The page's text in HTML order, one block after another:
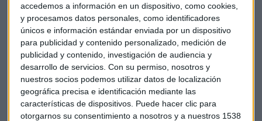
accedemos a información en un dispositivo, como cookies,
y procesamos datos personales, como identificadores
únicos e información estándar enviada por un dispositivo
para publicidad y contenido personalizado, medición de
publicidad y contenido, investigación de audiencia y
desarrollo de servicios. Con su permiso, nosotros y
nuestros socios podemos utilizar datos de localización
geográfica precisa e identificación mediante las
características de dispositivos. Puede hacer clic para
otorgarnos su consentimiento a nosotros y a nuestros 1538
El crecimiento explosivo de los servidores y centros de datos
dedicados a la IA ha provocado una auténticaescasez
mundial de chips de memoria y almacenamiento. Las
grandes corporaciones están acaparando el mercado y
pagando por adelantado para asegurarse el suministro.
Esto ha generado un cuello de botella que, en apenas un
año, ha llegado acuadruplicar el preciode estos
componentes clave.